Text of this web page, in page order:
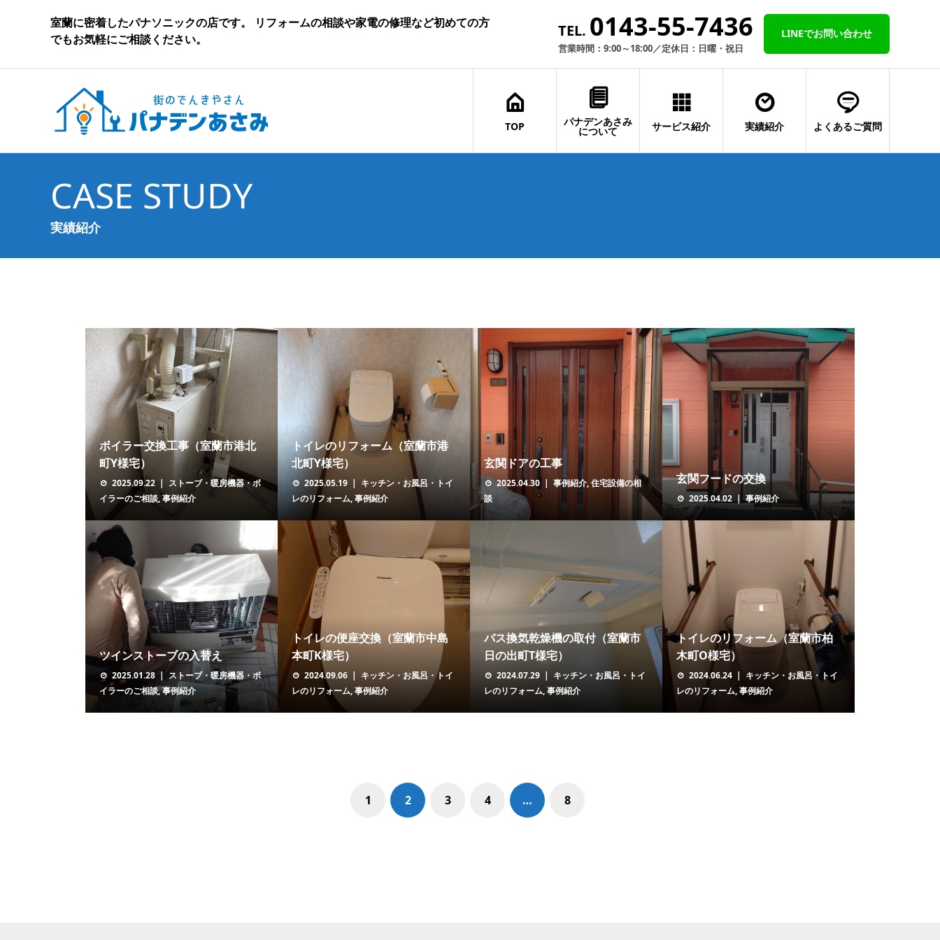
室蘭に密着したパナソニックの店です。 リフォームの相談や家電の修理など初めての方
でもお気軽にご相談ください。
TEL. 0143-55-7436
営業時間：9:00～18:00／定休日：日曜・祝日
LINEでお問い合わせ
TOP パナデンあさみ
について サービス紹介 実績紹介 よくあるご質問
CASE STUDY
実績紹介
ボイラー交換工事（室蘭市港北
町Y様宅）
2025.09.22
ストーブ・暖房機器・ボ
イラーのご相談,事例紹介
トイレのリフォーム（室蘭市港
北町Y様宅）
2025.05.19
キッチン・お風呂・トイ
レのリフォーム,事例紹介
玄関ドアの工事
2025.04.30 事例紹介,住宅設備の相
談
玄関フードの交換
2025.04.02 事例紹介
ツインストーブの入替え
2025.01.28
ストーブ・暖房機器・ボ
イラーのご相談,事例紹介
トイレの便座交換（室蘭市中島
本町K様宅）
2024.09.06
キッチン・お風呂・トイ
レのリフォーム,事例紹介
バス換気乾燥機の取付（室蘭市
日の出町T様宅）
2024.07.29
キッチン・お風呂・トイ
レのリフォーム,事例紹介
トイレのリフォーム（室蘭市柏
木町O様宅）
2024.06.24
キッチン・お風呂・トイ
レのリフォーム,事例紹介
1 2 3 4 … 8